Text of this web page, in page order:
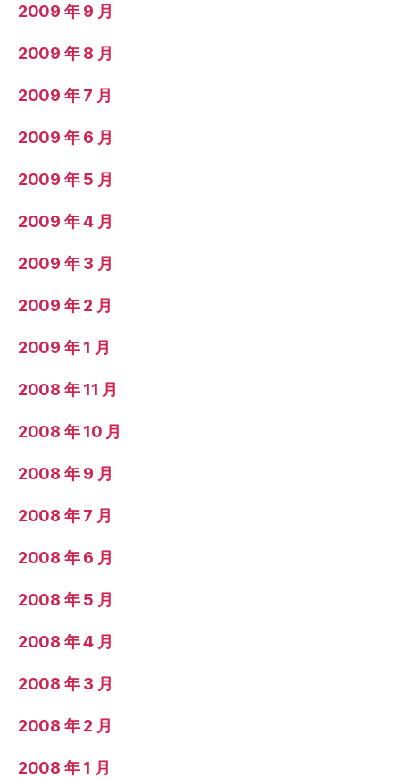
2009 年 9 月
2009 年 8 月
2009 年 7 月
2009 年 6 月
2009 年 5 月
2009 年 4 月
2009 年 3 月
2009 年 2 月
2009 年 1 月
2008 年 11 月
2008 年 10 月
2008 年 9 月
2008 年 7 月
2008 年 6 月
2008 年 5 月
2008 年 4 月
2008 年 3 月
2008 年 2 月
2008 年 1 月